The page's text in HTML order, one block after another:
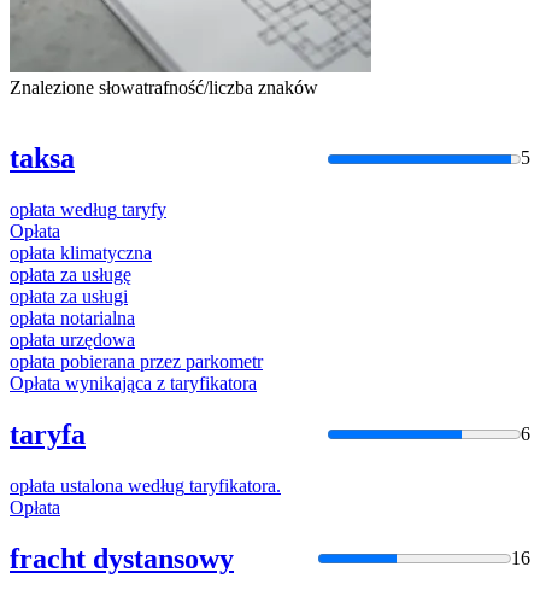
Znalezione słowatrafność/liczba znaków
taksa 5
opłata według taryfy
Opłata
opłata klimatyczna
opłata za usługę
opłata za usługi
opłata notarialna
opłata urzędowa
opłata pobierana przez parkometr
Opłata wynikająca z taryfikatora
taryfa 6
opłata ustalona według taryfikatora.
Opłata
fracht dystansowy 16